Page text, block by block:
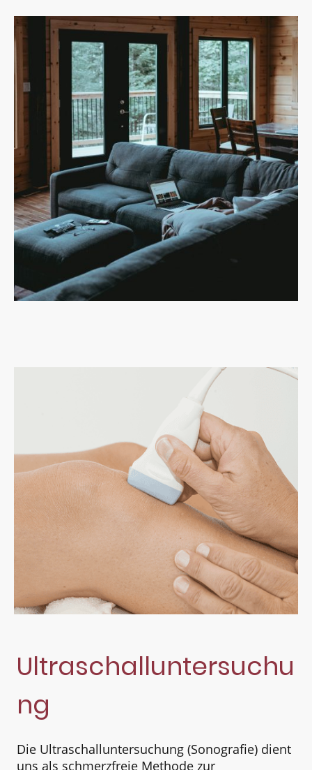
Ultraschalluntersuchu
ng
Die Ultraschalluntersuchung (Sonografie) dient
uns als schmerzfreie Methode zur